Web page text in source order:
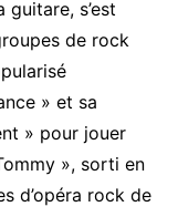
s’est
de rock
» et sa
» pour jouer
», sorti en
d’opéra rock de